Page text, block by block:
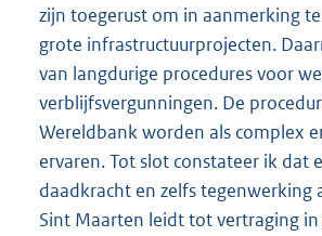
zijn toegerust om in aanmerking
grote infrastructuurprojecten.
van langdurige procedures voor
verblijfsvergunningen. De
Wereldbank worden als complex
ervaren. Tot slot constateer ik dat
daadkracht en zelfs tegenwerking
Sint Maarten leidt tot vertraging in